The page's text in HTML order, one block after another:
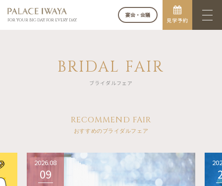
FOR YOUR BIG DAY. FOR EVERY DAY.
宴会・会議
見学予約
BRIDAL FAIR
ブライダルフェア
RECOMMEND FAIR
おすすめのブライダルフェア
2026.08
09